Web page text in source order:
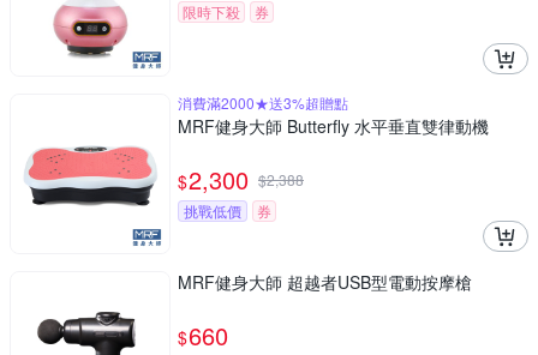
限時下殺
券
消費滿2000★送3%超贈點
MRF健身大師 Butterfly ⽔平垂直雙律動機
$2,300 $2,388
挑戰低價
券
MRF健身大師 超越者USB型電動按摩槍
$660